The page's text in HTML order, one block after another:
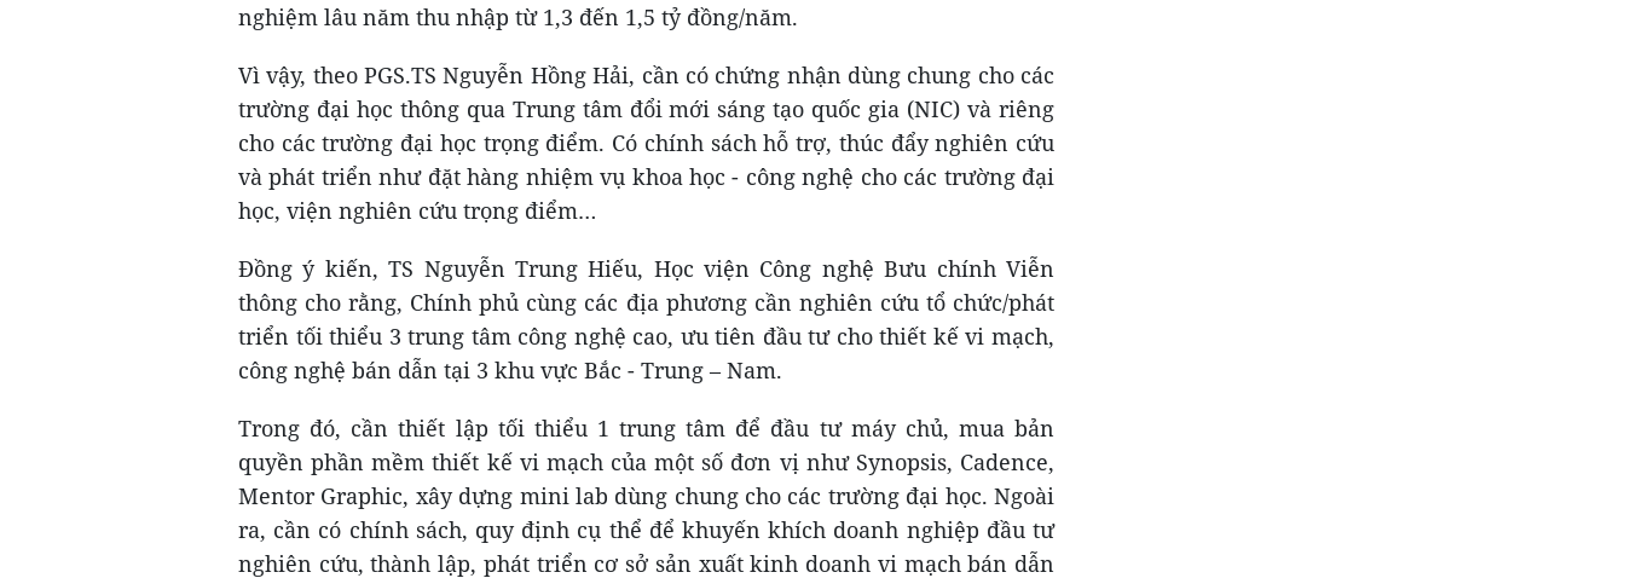
nghiệm lâu năm thu nhập từ 1,3 đến 1,5 tỷ đồng/năm.
Vì vậy, theo PGS.TS Nguyễn Hồng Hải, cần có chứng nhận dùng chung cho các
trường đại học thông qua Trung tâm đổi mới sáng tạo quốc gia (NIC) và riêng
cho các trường đại học trọng điểm. Có chính sách hỗ trợ, thúc đẩy nghiên cứu
và phát triển như đặt hàng nhiệm vụ khoa học - công nghệ cho các trường đại
học, viện nghiên cứu trọng điểm…
Đồng ý kiến, TS Nguyễn Trung Hiếu, Học viện Công nghệ Bưu chính Viễn
thông cho rằng, Chính phủ cùng các địa phương cần nghiên cứu tổ chức/phát
triển tối thiểu 3 trung tâm công nghệ cao, ưu tiên đầu tư cho thiết kế vi mạch,
công nghệ bán dẫn tại 3 khu vực Bắc - Trung – Nam.
Trong đó, cần thiết lập tối thiểu 1 trung tâm để đầu tư máy chủ, mua bản
quyền phần mềm thiết kế vi mạch của một số đơn vị như Synopsis, Cadence,
Mentor Graphic, xây dựng mini lab dùng chung cho các trường đại học. Ngoài
ra, cần có chính sách, quy định cụ thể để khuyến khích doanh nghiệp đầu tư
nghiên cứu, thành lập, phát triển cơ sở sản xuất kinh doanh vi mạch bán dẫn